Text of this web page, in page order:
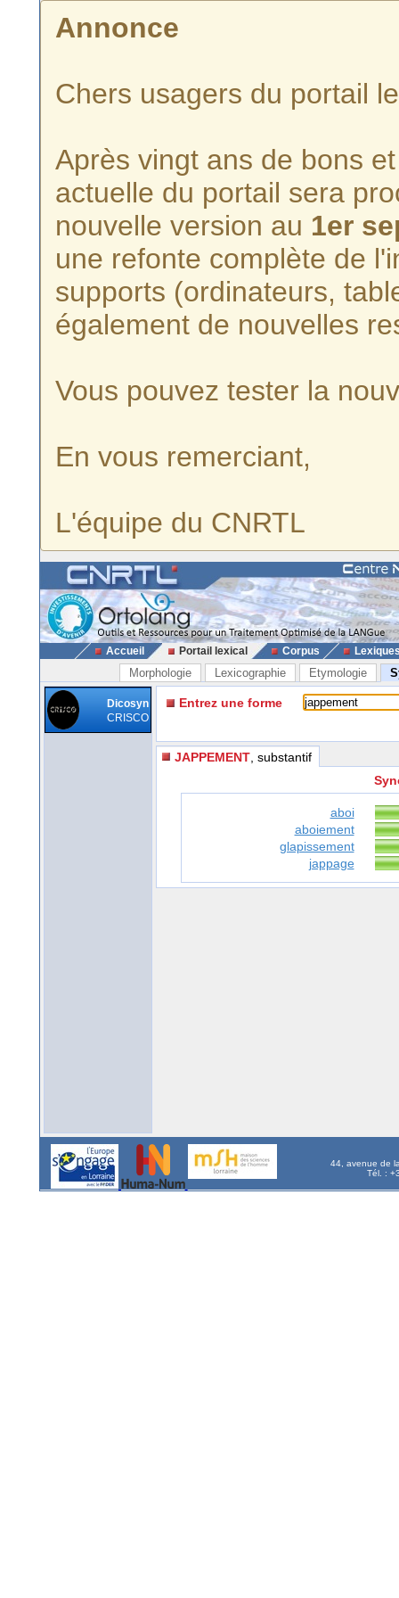
Annonce
Chers usagers du portail
Après vingt ans de bons
actuelle du portail sera
nouvelle version au 1er
une refonte complète de
supports (ordinateurs,
également de nouvelles
Vous pouvez tester la
En vous remerciant,
L'équipe du CNRTL
Accueil Portail lexical Corpus
Morphologie Lexicographie Etymologie
Dicosyn
CRISCO
Entrez une forme
JAPPEMENT , substantif
aboi
aboiement
glapissement
jappage
44, avenue de
Tél. :